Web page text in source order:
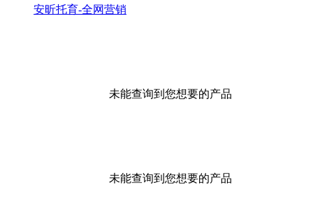
安昕托育-全网营销
未能查询到您想要的产品
未能查询到您想要的产品